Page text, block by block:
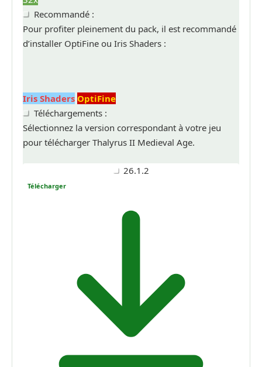
Recommandé :
Pour profiter pleinement du pack, il est recommandé
d’installer OptiFine ou Iris Shaders :
Iris Shaders OptiFine
Téléchargements :
Sélectionnez la version correspondant à votre jeu
pour télécharger Thalyrus II Medieval Age.
26.1.2
Télécharger